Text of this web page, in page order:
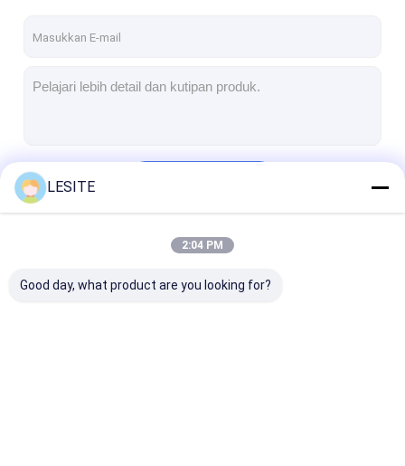
Mesin Pembuat Filter Saku
Filter Hepa AC
LESITE
2:04 PM
Good day, what product are you looking for?